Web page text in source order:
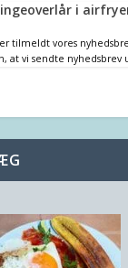
i
tilmeldt vores
at vi sendte nyhedsbrev